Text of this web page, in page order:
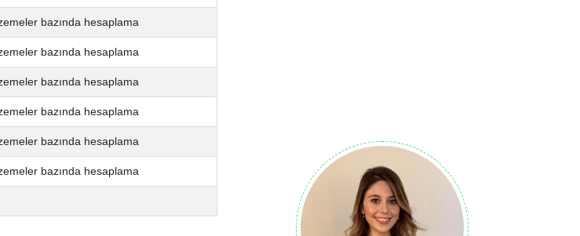
bazında hesaplama
bazında hesaplama
bazında hesaplama
bazında hesaplama
bazında hesaplama
bazında hesaplama